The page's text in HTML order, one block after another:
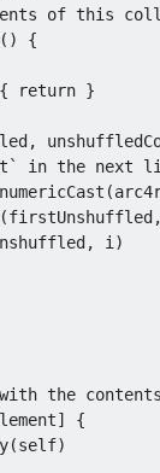
()
{
{ return }
,
numericCast (arc4
(firstUnshuffled,
, i )
]
{
(self)